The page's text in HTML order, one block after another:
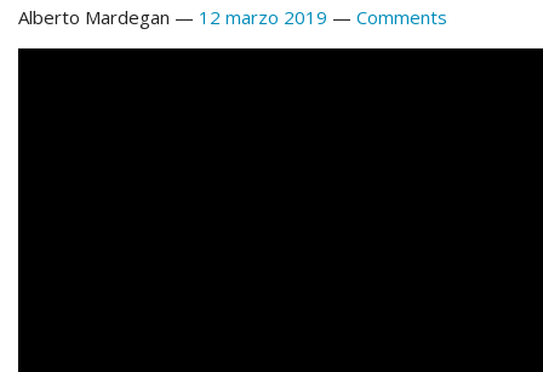
Alberto Mardegan 12 marzo 2019 Comments